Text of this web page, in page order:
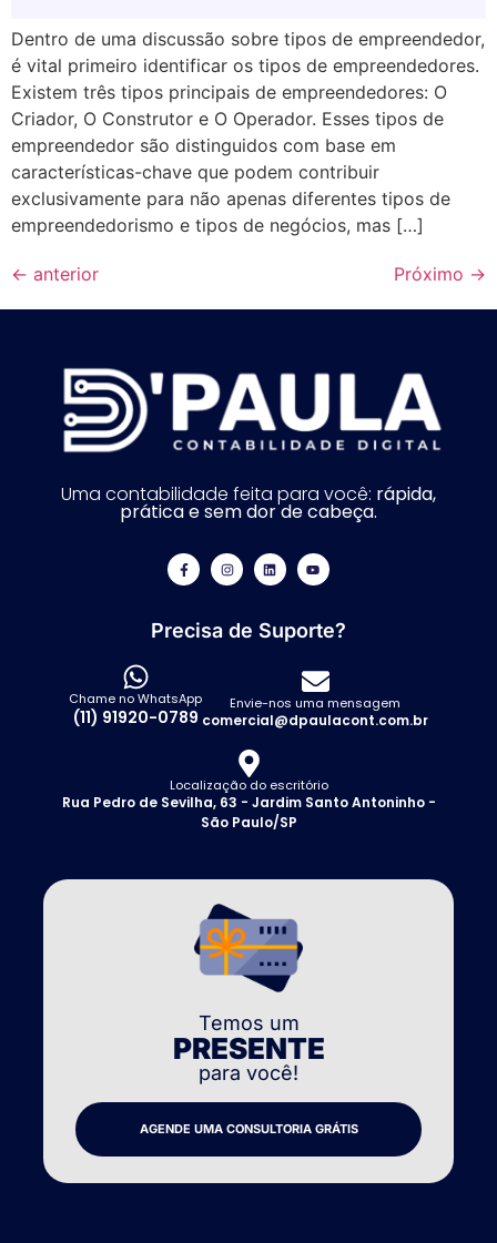
Dentro de uma discussão sobre tipos de empreendedor,
é vital primeiro identificar os tipos de empreendedores.
Existem três tipos principais de empreendedores: O
Criador, O Construtor e O Operador. Esses tipos de
empreendedor são distinguidos com base em
características-chave que podem contribuir
exclusivamente para não apenas diferentes tipos de
empreendedorismo e tipos de negócios, mas […]
← anterior Próximo →
Uma contabilidade feita para você: rápida,
prática e sem dor de cabeça.
Precisa de Suporte?
Chame no WhatsApp
(11) 91920-0789
Envie-nos uma mensagem
comercial@dpaulacont.com.br
Localização do escritório
Rua Pedro de Sevilha, 63 - Jardim Santo Antoninho -
São Paulo/SP
Temos um
PRESENTE
para você!
AGENDE UMA CONSULTORIA GRÁTIS